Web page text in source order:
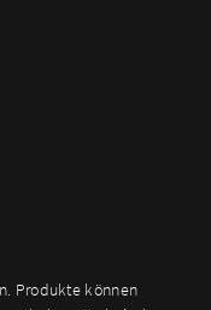
Produkte können